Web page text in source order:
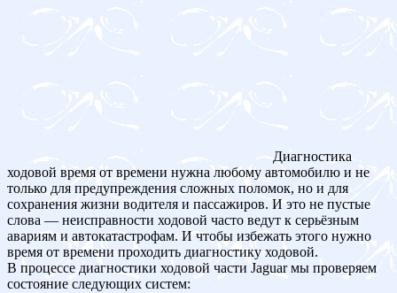
Диагностика
ходовой время от времени нужна любому автомобилю и не
только для предупреждения сложных поломок, но и для
сохранения жизни водителя и пассажиров. И это не пустые
слова — неисправности ходовой часто ведут к серьёзным
авариям и автокатастрофам. И чтобы избежать этого нужно
время от времени проходить диагностику ходовой.
В процессе диагностики ходовой части Jaguar мы проверяем
состояние следующих систем: